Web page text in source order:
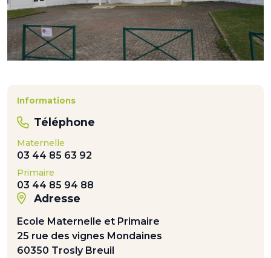
Informations
Téléphone
Maternelle
03 44 85 63 92
Primaire
03 44 85 94 88
Adresse
Ecole Maternelle et Primaire
25 rue des vignes Mondaines
60350 Trosly Breuil